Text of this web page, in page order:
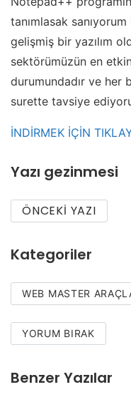
tanımlasak
gelişmiş bir yazılım
sektörümüzün en
durumundadır ve her
surette tavsiye
İNDİRMEK İÇİN
Yazı gezinmesi
ÖNCEKI YAZI
Kategoriler
WEB MASTER
YORUM BIRAK
Benzer Yazılar